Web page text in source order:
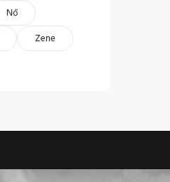
Nő
Zene